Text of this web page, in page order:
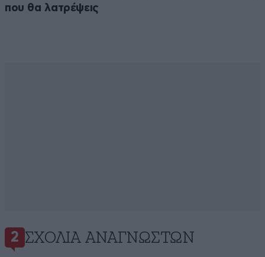
που θα λατρέψεις
2 ΣΧΌΛΙΑ ΑΝΑΓΝΩΣΤΏΝ